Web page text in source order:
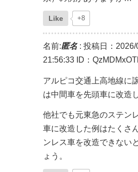
Like +8
名前:匿名: 投稿日：2026/
21:56:33 ID：
アルピコ交通上高地線に
は中間車を先頭車に改造
他社でも元東急のステン
車に改造した例はたくさ
ンレス車を改造できない
ょう。